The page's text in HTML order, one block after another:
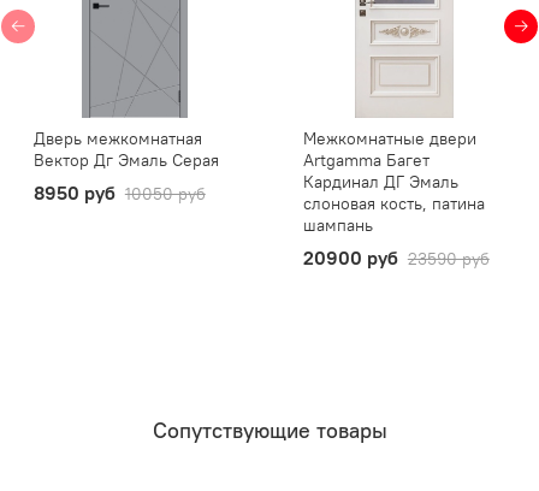
Дверь межкомнатная
Вектор Дг Эмаль Серая
8950 руб 10050 руб
Межкомнатные двери
Artgamma Багет
Кардинал ДГ Эмаль
слоновая кость, патина
шампань
20900 руб 23590 руб
Сопутствующие товары